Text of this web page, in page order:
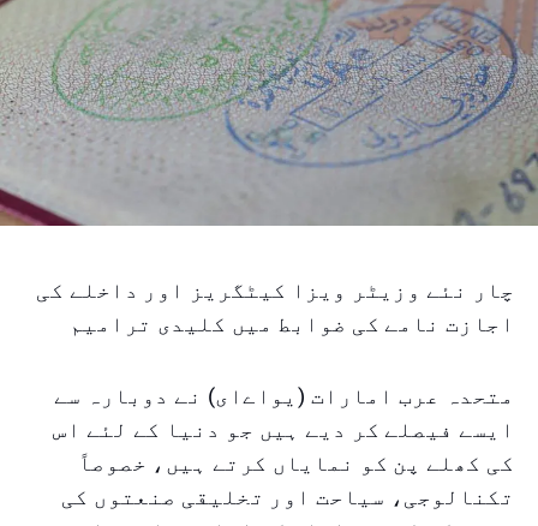
چار نئے وزیٹر ویزا کیٹگریز اور داخلے کی
اجازت نامے کی ضوابط میں کلیدی ترامیم
متحدہ عرب امارات (یواےای) نے دوبارہ سے
ایسے فیصلے کر دیے ہیں جو دنیا کے لئے اس
کی کھلے پن کو نمایاں کرتے ہیں، خصوصاً
تکنالوجی، سیاحت اور تخلیقی صنعتوں کی